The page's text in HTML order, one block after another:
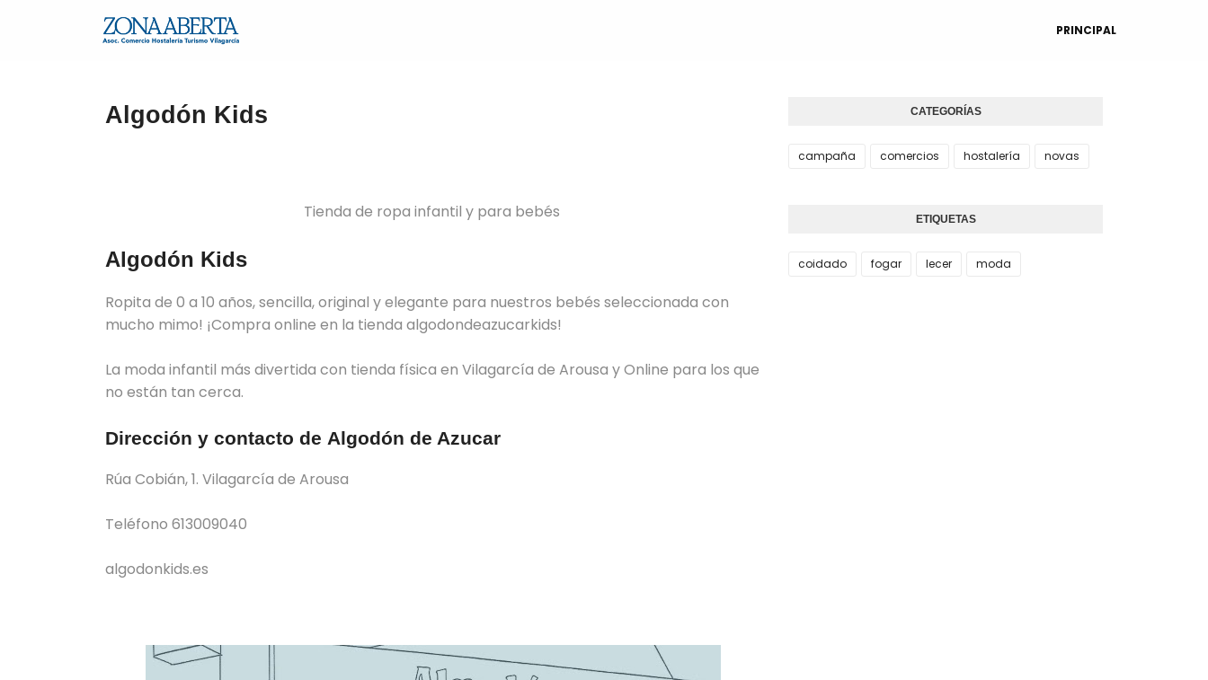
PRINCIPAL
Algodón Kids
Tienda de ropa infantil y para bebés
Algodón Kids
Ropita de 0 a 10 años, sencilla, original y elegante para nuestros bebés seleccionada con
mucho mimo! ¡Compra online en la tienda algodondeazucarkids!
La moda infantil más divertida con tienda física en Vilagarcía de Arousa y Online para los que
no están tan cerca.
Dirección y contacto de Algodón de Azucar
Rúa Cobián, 1. Vilagarcía de Arousa
Teléfono 613009040
algodonkids.es
CATEGORÍAS
campaña comercios hostalería novas
ETIQUETAS
coidado fogar lecer moda